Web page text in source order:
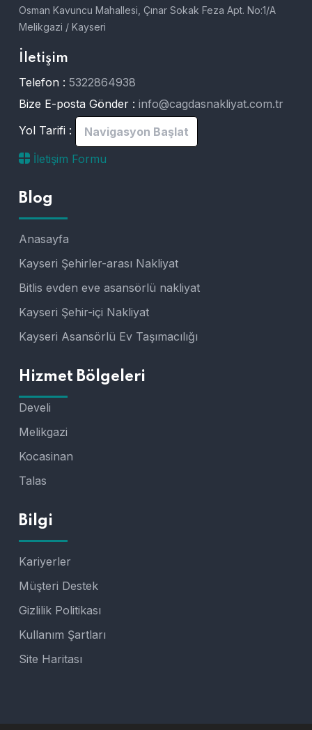
Osman Kavuncu Mahallesi, Çınar Sokak Feza Apt. No:1/A
Melikgazi / Kayseri
İletişim
Telefon : 5322864938
Bize E-posta Gönder : info@cagdasnakliyat.com.tr
Yol Tarifi :
Navigasyon Başlat
İletişim Formu
Blog
Anasayfa
Kayseri Şehirler-arası Nakliyat
Bitlis evden eve asansörlü nakliyat
Kayseri Şehir-içi Nakliyat
Kayseri Asansörlü Ev Taşımacılığı
Hizmet Bölgeleri
Develi
Melikgazi
Kocasinan
Talas
Bilgi
Kariyerler
Müşteri Destek
Gizlilik Politikası
Kullanım Şartları
Site Haritası